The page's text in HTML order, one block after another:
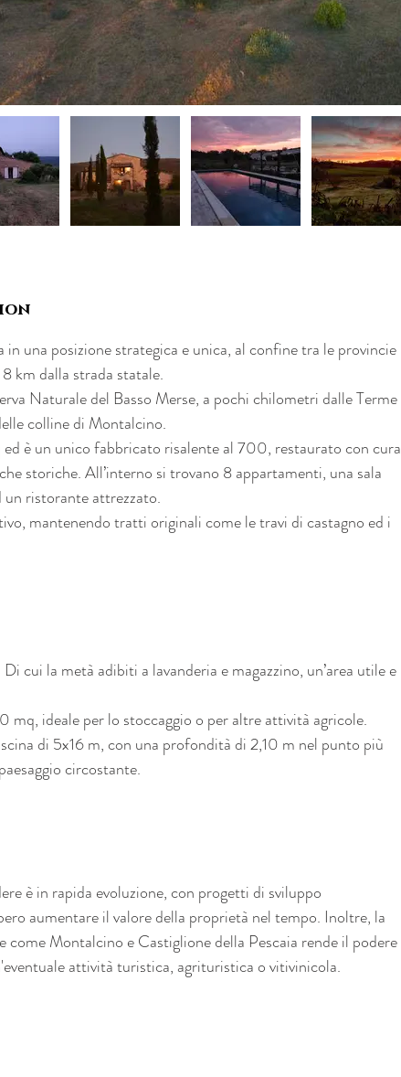
una posizione strategica e unica, al confine tra le provincie
km dalla strada statale.
Naturale del Basso Merse, a pochi chilometri dalle Terme
colline di Montalcino.
è un unico fabbricato risalente al 700, restaurato con cura
storiche. All’interno si trovano 8 appartamenti, una sala
un ristorante attrezzato.
mantenendo tratti originali come le travi di castagno ed i
cui la metà adibiti a lavanderia e magazzino, un’area utile e
mq, ideale per lo stoccaggio o per altre attività agricole.
di 5x16 m, con una profondità di 2,10 m nel punto più
circostante.
è in rapida evoluzione, con progetti di sviluppo
aumentare il valore della proprietà nel tempo. Inoltre, la
come Montalcino e Castiglione della Pescaia rende il podere
attività turistica, agrituristica o vitivinicola.